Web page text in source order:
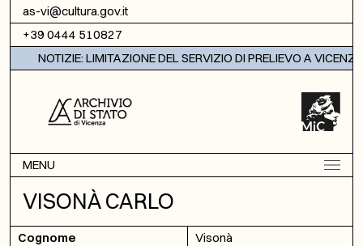
Vai al contenuto
as-vi@cultura.gov.it
+39 0444 510827
NOTIZIE: LIMITAZIONE DEL SERVIZIO DI PRELIEVO A VICENZA
MENU
VISONÀ CARLO
Cognome
Visonà